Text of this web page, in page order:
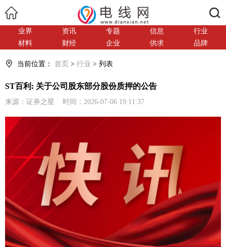
业界 资讯 专题 信息
行业
材料
财经 企业 供求 品牌
当前位置： 首页 > 行业 > 列表
ST百利: 关于公司股东部分股份质押的公告
来源：证券之星 时间：2026-07-06 19:11:37